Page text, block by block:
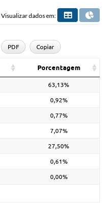
Visualizar dados em:
PDF Copiar
Porcentagem
63,13%
0,92%
0,77%
7,07%
27,50%
0,61%
0,00%